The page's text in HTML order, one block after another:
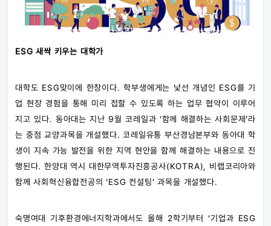
ESG 새싹 키우는 대학가
대학도 ESG맞이에 한창이다. 학부생에게는 낯선 개념인 ESG를 기
업 현장 경험을 통해 미리 접할 수 있도록 하는 업무 협약이 이루어
지고 있다. 동아대는 지난 9월 코레일과 ‘함께 해결하는 사회문제’라
는 중점 교양과목을 개설했다. 코레일유통 부산경남본부와 동아대 학
생이 지속 가능 발전을 위한 지역 현안을 함께 해결하는 내용으로 진
행된다. 한양대 역시 대한무역투자진흥공사(KOTRA), 비랩코리아와
함께 사회혁신융합전공의 ‘ESG 컨설팅’ 과목을 개설했다.
숙명여대 기후환경에너지학과에서도 올해 2학기부터 ‘기업과 ESG